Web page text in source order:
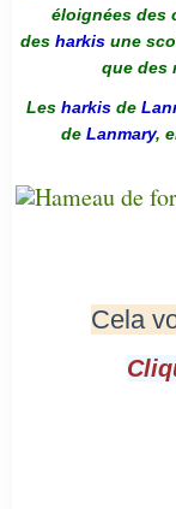
éloignées des
des harkis une
que des
Les harkis de
de Lanmary,
Cela